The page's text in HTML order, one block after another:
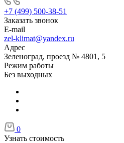
+7 (499) 500-38-51
Заказать звонок
E-mail
zel-klimat@yandex.ru
Адрес
Зеленоград, проезд № 4801, 5
Режим работы
Без выходных
0
Узнать стоимость